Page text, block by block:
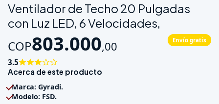
Ventilador de Techo 20 Pulgadas
con Luz LED, 6 Velocidades,
COP803.000,00 Envío gratis
3.5
Acerca de este producto
Marca: Gyradi.
Modelo: FSD.